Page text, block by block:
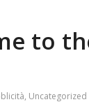
to
, Uncategorized